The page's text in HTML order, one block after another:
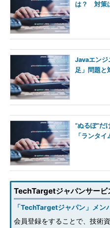
は？ 対策
Javaエンジ
足」問題と
“ぬるぽ”
「ランタ
TechTargetジャパンサービ
「TechTargetジャパン」メン
会員登録をすることで、技術